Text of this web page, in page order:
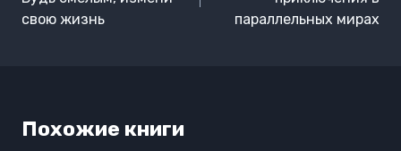
свою жизнь
параллельных мирах
Похожие книги